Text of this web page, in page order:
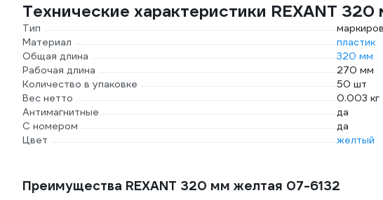
Технические характеристики REXANT
Тип
Материал
пластик
Общая длина
320 мм
Рабочая длина
270 мм
Количество в упаковке
50 шт
Вес нетто
0.003 кг
Антимагнитные
да
С номером
да
Цвет
желтый
Преимущества REXANT 320 мм желтая 07-6132